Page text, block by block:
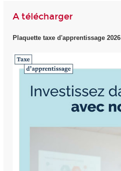
A télécharger
Plaquette taxe d'apprentissage 2026